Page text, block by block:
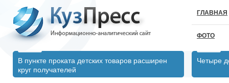
ГЛАВНАЯ
ФОТО
В пункте проката детских товаров расширен
круг получателей
Четыре